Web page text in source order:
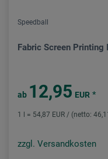
Speedball
Fabric Screen Printing
ab 12,95 EUR *
1 l = 54,87 EUR / (netto:
zzgl. Versandkosten